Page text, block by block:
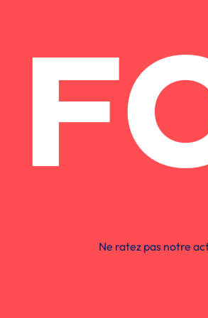
Ne ratez pas notre